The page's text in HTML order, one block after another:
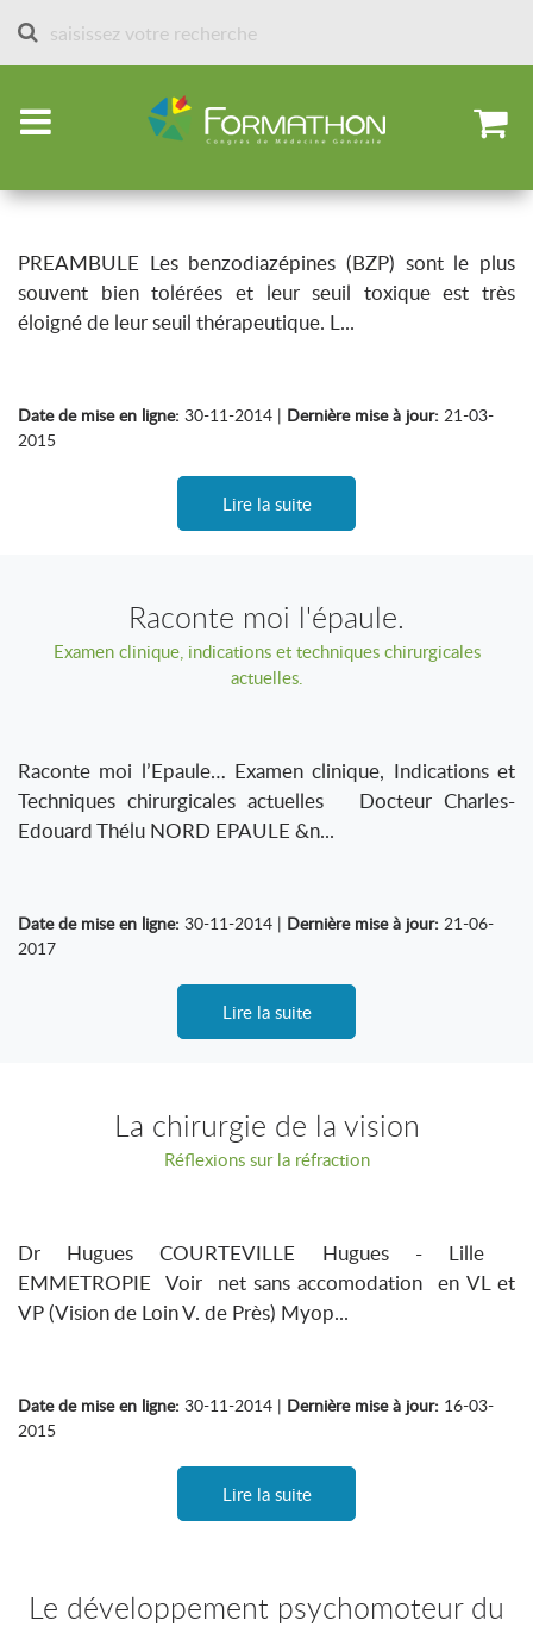
Accueil Sessions des formathons
Benzodiazépines et hypnotiques
PREAMBULE Les benzodiazépines (BZP) sont le plus
souvent bien tolérées et leur seuil toxique est très
éloigné de leur seuil thérapeutique. L...
Date de mise en ligne: 30-11-2014 | Dernière mise à jour: 21-03-
2015
Lire la suite
Raconte moi l'épaule.
Examen clinique, indications et techniques chirurgicales
actuelles.
Raconte moi l’Epaule… Examen clinique, Indications et
Techniques chirurgicales actuelles Docteur Charles-
Edouard Thélu NORD EPAULE &n...
Date de mise en ligne: 30-11-2014 | Dernière mise à jour: 21-06-
2017
Lire la suite
La chirurgie de la vision
Réflexions sur la réfraction
Dr Hugues COURTEVILLE Hugues - Lille
EMMETROPIE Voir net sans accomodation en VL et
VP (Vision de Loin V. de Près) Myop...
Date de mise en ligne: 30-11-2014 | Dernière mise à jour: 16-03-
2015
Lire la suite
Le développement psychomoteur du